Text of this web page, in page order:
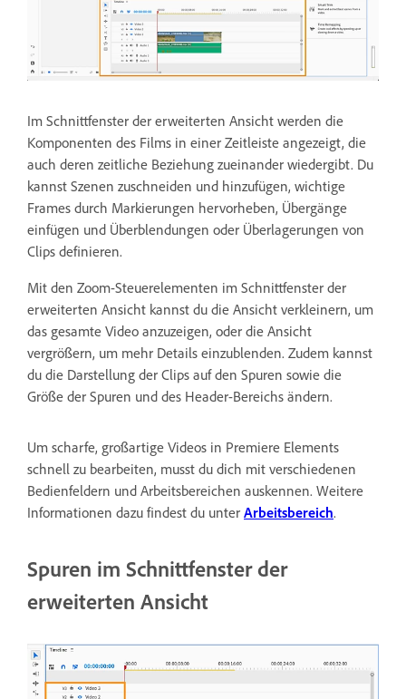
Im Schnittfenster der erweiterten Ansicht werden die
Komponenten des Films in einer Zeitleiste angezeigt, die
auch deren zeitliche Beziehung zueinander wiedergibt. Du
kannst Szenen zuschneiden und hinzufügen, wichtige
Frames durch Markierungen hervorheben, Übergänge
einfügen und Überblendungen oder Überlagerungen von
Clips definieren.
Mit den Zoom-Steuerelementen im Schnittfenster der
erweiterten Ansicht kannst du die Ansicht verkleinern, um
das gesamte Video anzuzeigen, oder die Ansicht
vergrößern, um mehr Details einzublenden. Zudem kannst
du die Darstellung der Clips auf den Spuren sowie die
Größe der Spuren und des Header-Bereichs ändern.
Um scharfe, großartige Videos in Premiere Elements
schnell zu bearbeiten, musst du dich mit verschiedenen
Bedienfeldern und Arbeitsbereichen auskennen. Weitere
Informationen dazu findest du unter Arbeitsbereich.
Spuren im Schnittfenster der
erweiterten Ansicht